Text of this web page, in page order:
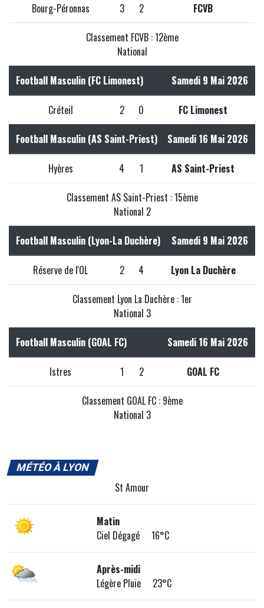
Bourg-Péronnas 3 2 FCVB
Classement FCVB : 12ème
National
Football Masculin (FC Limonest) Samedi 9 Mai 2026
Créteil 2 0 FC Limonest
Football Masculin (AS Saint-Priest) Samedi 16 Mai 2026
Hyères 4 1 AS Saint-Priest
Classement AS Saint-Priest : 15ème
National 2
Football Masculin (Lyon-La Duchère) Samedi 9 Mai 2026
Réserve de l'OL 2 4 Lyon La Duchère
Classement Lyon La Duchère : 1er
National 3
Football Masculin (GOAL FC) Samedi 16 Mai 2026
Istres 1 2 GOAL FC
Classement GOAL FC : 9ème
National 3
MÉTÉO À LYON
St Amour
Matin
Ciel Dégagé 16°C
Après-midi
Légère Pluie 23°C